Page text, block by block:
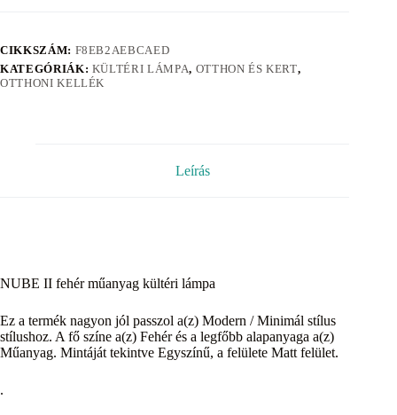
CIKKSZÁM: F8EB2AEBCAED
KATEGÓRIÁK: KÜLTÉRI LÁMPA, OTTHON ÉS KERT,
OTTHONI KELLÉK
Leírás
NUBE II fehér műanyag kültéri lámpa
Ez a termék nagyon jól passzol a(z) Modern / Minimál stílus
stílushoz. A fő színe a(z) Fehér és a legfőbb alapanyaga a(z)
Műanyag. Mintáját tekintve Egyszínű, a felülete Matt felület.
.